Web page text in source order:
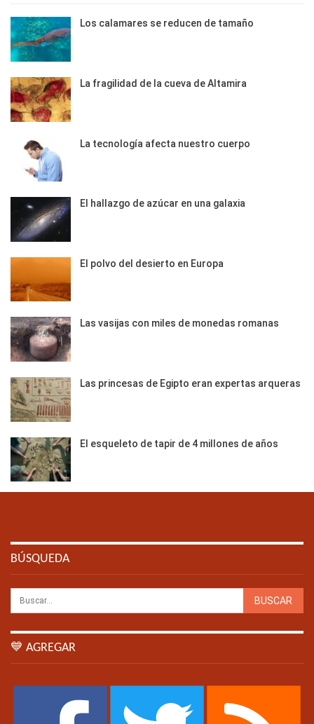
Los calamares se reducen de tamaño
La fragilidad de la cueva de Altamira
La tecnología afecta nuestro cuerpo
El hallazgo de azúcar en una galaxia
El polvo del desierto en Europa
Las vasijas con miles de monedas romanas
Las princesas de Egipto eran expertas arqueras
El esqueleto de tapir de 4 millones de años
BÚSQUEDA
💙 AGREGAR